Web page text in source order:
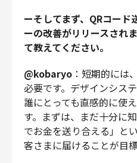
ーそしてまず、QRコー
ーの改善がリリースされ
て教えてください。
@kobaryo ：短期的には
必要です。デザインシス
誰にとっても直感的に使
す。まずは、まだ十分に
でお金を送り合える」と
客さまに届けることが目標